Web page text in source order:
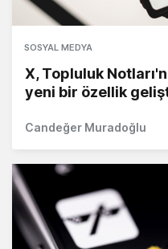
SOSYAL MEDYA
X, Topluluk
yeni bir özellik
Candeğer Muradoğlu